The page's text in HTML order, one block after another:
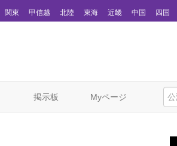
関東 甲信越 北陸 東海 近畿 中国 四国
掲示板 Myページ